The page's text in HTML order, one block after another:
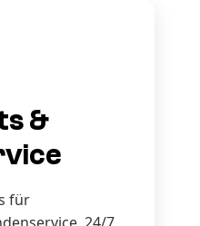
&
für